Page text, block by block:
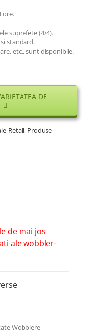
ore.
suprefete (4/4).
standard.
etc., sunt disponibile.
DE
Retail, Produse
de mai jos
ale wobbler-